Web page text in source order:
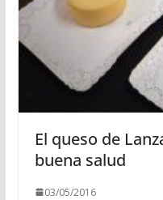
El queso de
buena salud
03/05/2016